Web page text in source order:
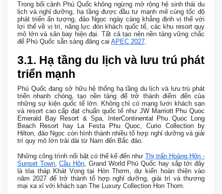
Trong bối cảnh Phú Quốc không ngừng mở rộng hệ sinh thái du
lịch và nghỉ dưỡng, hạ tầng được đầu tư mạnh mẽ cùng tốc độ
phát triển ấn tượng, đảo Ngọc ngày càng khẳng định vị thế với
lợi thế về vị trí, năng lực đón khách quốc tế, các khu resort quy
mô lớn và sân bay hiện đại. Tất cả tạo nên nền tảng vững chắc
để Phú Quốc sẵn sàng đăng cai APEC 2027.
3.1. Hạ tầng du lịch và lưu trú phát
triển mạnh
Phú Quốc đang sở hữu hệ thống hạ tầng du lịch và lưu trú phát
triển nhanh chóng, tạo nền tảng để trở thành điểm đến của
những sự kiện quốc tế lớn. Không chỉ có mạng lưới khách sạn
và resort cao cấp đạt chuẩn quốc tế như JW Marriott Phu Quoc
Emerald Bay Resort & Spa,
InterContinental Phu Quoc Long
Beach Resort
hay
La Festa Phu Quoc, Curio Collection by
Hilton, đảo Ngọc còn hình thành nhiều tổ hợp nghỉ dưỡng và giải
trí quy mô lớn trải dài từ Nam đến Bắc đảo.
Những công trình nổi bật có thể kể đến như Thị trấn Hoàng Hôn -
Sunset Town,Cầu Hôn, Grand World Phú Quốc hay sắp tới đây
là tòa tháp Khát Vọng tại Hòn Thơm, dự kiến hoàn thiện vào
năm 2027 để trở thành tổ hợp nghỉ dưỡng, giải trí và thương
mại xa xỉ với khách sạn The Luxury Collection Hon Thom.